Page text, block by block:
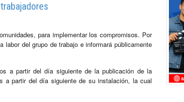
para implementar los compromisos. Por
del grupo de trabajo e informará públicamente
a partir del día siguiente de la publicación de la
a partir del día siguiente de su instalación, la cual